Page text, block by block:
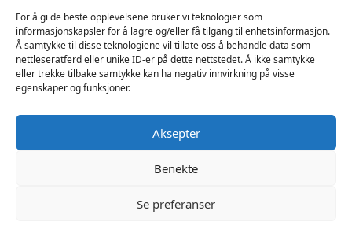
For å gi de beste opplevelsene bruker vi teknologier som
informasjonskapsler for å lagre og/eller få tilgang til enhetsinformasjon.
Å samtykke til disse teknologiene vil tillate oss å behandle data som
nettleseratferd eller unike ID-er på dette nettstedet. Å ikke samtykke
eller trekke tilbake samtykke kan ha negativ innvirkning på visse
egenskaper og funksjoner.
Aksepter
Benekte
Se preferanser
Vi er sosiale